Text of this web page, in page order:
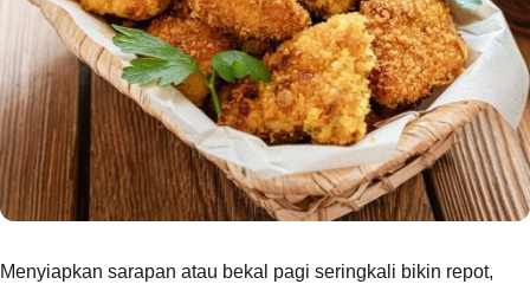
Menyiapkan sarapan atau bekal pagi seringkali bikin repot,